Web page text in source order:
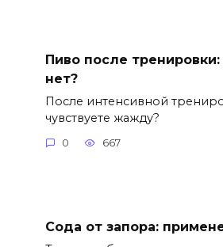
Пиво после
нет?
После интенсивной
чувствуете жажду?
0 667
Сода от запора: